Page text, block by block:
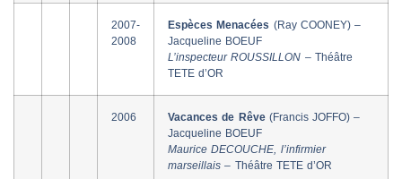
2007-
2008
Espèces Menacées (Ray COONEY) –
Jacqueline BOEUF
L’inspecteur ROUSSILLON – Théâtre
TETE d’OR
2006 Vacances de Rêve(Francis JOFFO) –
Jacqueline BOEUF
Maurice DECOUCHE, l’infirmier
marseillais – Théâtre TETE d’OR